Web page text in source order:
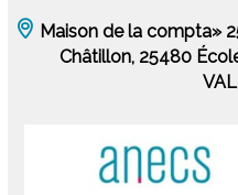
Maison de la compta»
Châtillon, 25480